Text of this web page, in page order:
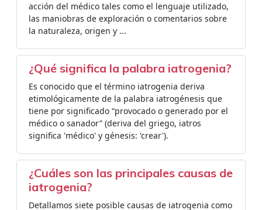
acción del médico tales como el lenguaje utilizado,
las maniobras de exploración o comentarios sobre
la naturaleza, origen y ...
¿Qué significa la palabra iatrogenia?
Es conocido que el término iatrogenia deriva
etimológicamente de la palabra iatrogénesis que
tiene por significado “provocado o generado por el
médico o sanador” (deriva del griego, iatros
significa 'médico' y génesis: 'crear').
¿Cuáles son las principales causas de
iatrogenia?
Detallamos siete posible causas de iatrogenia como